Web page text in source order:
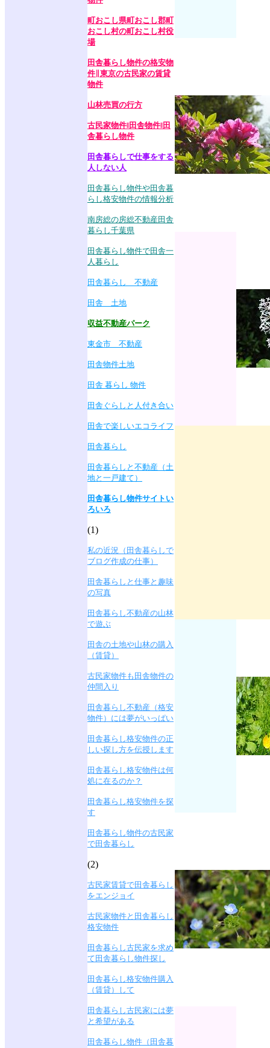
町おこし県町おこし郡町
おこし村の町おこし村役
場
田舎暮らし物件の格安物
件∥東京の古民家の賃貸
物件
山林売買の行方
古民家物件‖田舎物件‖田
舎暮らし物件
田舎暮らしで仕事をする
人しない人
田舎暮らし物件や田舎暮
らし格安物件の情報分析
南房総の房総不動産田舎
暮らし千葉県
田舎暮らし物件で田舎一
人暮らし
田舎暮らし 不動産
田舎 土地
収益不動産パーク
東金市 不動産
田舎物件土地
田舎 暮らし 物件
田舎ぐらしと人付き合い
田舎で楽しいエコライフ
田舎暮らし
田舎暮らしと不動産（土
地と一戸建て）
田舎暮らし物件サイトい
ろいろ
(1)
私の近況（田舎暮らしで
ブログ作成の仕事）
田舎暮らしと仕事と趣味
の写真
田舎暮らし不動産の山林
で遊ぶ
田舎の土地や山林の購入
（賃貸）
古民家物件も田舎物件の
仲間入り
田舎暮らし不動産（格安
物件）には夢がいっぱい
田舎暮らし格安物件の正
しい探し方を伝授します
田舎暮らし格安物件は何
処に在るのか？
田舎暮らし格安物件を探
す
田舎暮らし物件の古民家
で田舎暮らし
(2)
古民家賃貸で田舎暮らし
をエンジョイ
古民家物件と田舎暮らし
格安物件
田舎暮らし古民家を求め
て田舎暮らし物件探し
田舎暮らし格安物件購入
（賃貸）して
田舎暮らし古民家には夢
と希望がある
田舎暮らし物件（田舎暮